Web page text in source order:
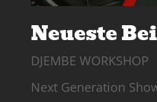
Neueste
DJEMBE WORKSHOP
Next Generation